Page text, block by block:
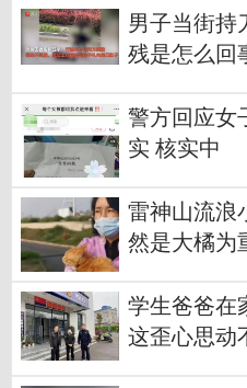
男子当街持
残是怎么回
警方回应女
实 核实中
雷神山流浪
然是大橘为
学生爸爸在
这歪心思动